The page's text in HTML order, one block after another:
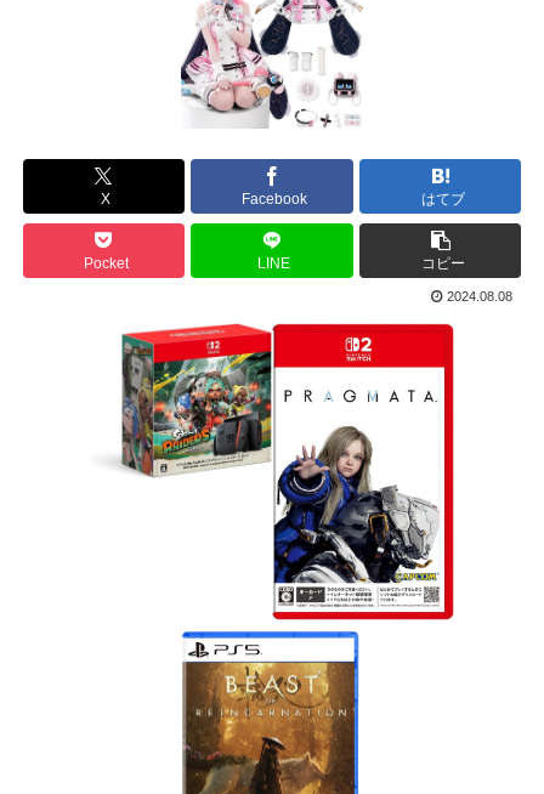
X Facebook はてブ
Pocket LINE コピー
2024.08.08